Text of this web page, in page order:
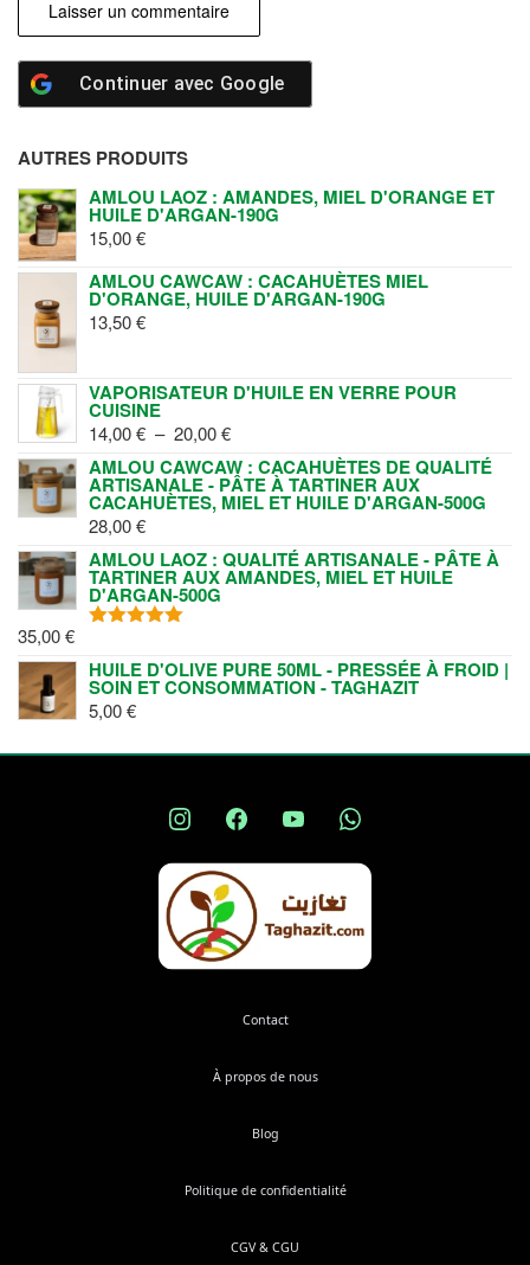
Continuer avec Google
AUTRES PRODUITS
AMLOU LAOZ : AMANDES, MIEL D'ORANGE ET
HUILE D'ARGAN-190G
15,00€
AMLOU CAWCAW : CACAHUÈTES MIEL
D'ORANGE, HUILE D'ARGAN-190G
13,50€
VAPORISATEUR D'HUILE EN VERRE POUR
CUISINE
14,00€ – 20,00€PLAGE
DE
PRIX :
14,00 €
20,00 €
AMLOU CAWCAW : CACAHUÈTES DE QUALITÉ
ARTISANALE - PÂTE À TARTINER AUX
CACAHUÈTES, MIEL ET HUILE D'ARGAN-500G
28,00€
AMLOU LAOZ : QUALITÉ ARTISANALE - PÂTE À
TARTINER AUX AMANDES, MIEL ET HUILE
D'ARGAN-500G
35,00€
HUILE D'OLIVE PURE 50ML - PRESSÉE À FROID |
SOIN ET CONSOMMATION - TAGHAZIT
5,00€
Contact
À propos de nous
Blog
Politique de confidentialité
CGV & CGU